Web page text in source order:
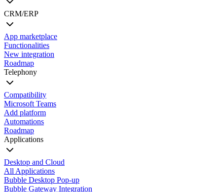
CRM/ERP
App marketplace
Functionalities
New integration
Roadmap
Telephony
Compatibility
Microsoft Teams
Add platform
Automations
Roadmap
Applications
Desktop and Cloud
All Applications
Bubble Desktop Pop-up
Bubble Gateway Integration